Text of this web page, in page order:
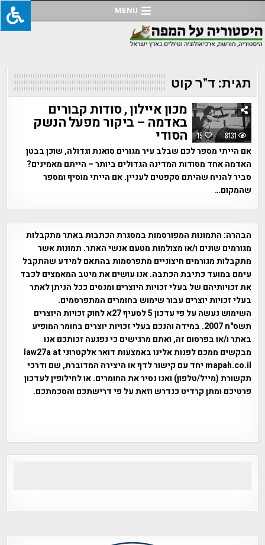
to
content
MENU
תגית:ד"ר קוט
15 8131
מכון איילון , סודות קבורים
באדמה – ביקור מפעל הנשק
הסודי
אם הייתי מספר לכם שבלב עיר מגורים סואנת וגדולה, שוכן בבטן
האדמה אחד מסודות המדינה הגדולים ביותר – הייתם מאמינים?
סביר להניח שהיתם סקפטים לעניין. אם הייתי מוסיף ומספר
שהמקום…
הבהרה: התמונות המפורסמות במסגרת הכתבות באתר מתקבלות
מגורמים שונים ו/או מצולמות מטעם אנשי האתר. תמונות אשר
מתקבלות מגורמים חיצוניים מתפרסמות בהתאם למידע שהתקבל
עימם במועד כתיבת הכתבה. אנו עושים את מיטב המאמצים לכבד
את זכויותיהם של בעלי זכויות היוצרים ומנסים ככל הניתן לאתר
בעלי זכויות יוצרים עבור שימוש בחומרים המתפרסמים.
השימוש נעשה על פי עדכון 5 לסעיף 27א לחוק זכויות היוצרים
תשס"ח 2007. במידה והנכם בעלי זכויות יוצרים בחומר המופיע
באתר ו/או בפרסום זה, ואתם מרגישים כי נפגעה זכותכם אנו
מבקשים ממכם לפנות אלינו באמצעות דואר אלקטרוני law27a at
mapah.co.il יחד עם קישור לדף או היצירה המדוברת, שם ודרכי
תקשורת (מייל/טלפון) ואנו נסיר את החומרים. או לחילופין לעדכון
פרטיכם ומתן קרדיט כנדרש וזאת על פי דרישתכם והסכמתכם.